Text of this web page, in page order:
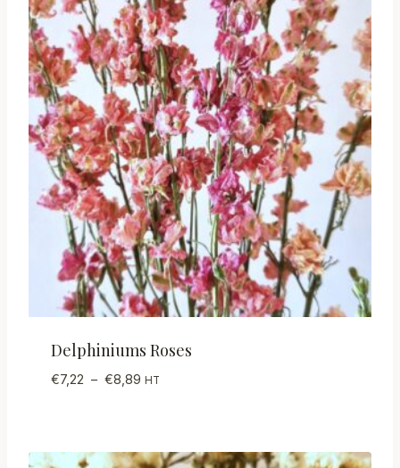
Delphiniums Roses
€7,22 – €8,89Plage
à
HT